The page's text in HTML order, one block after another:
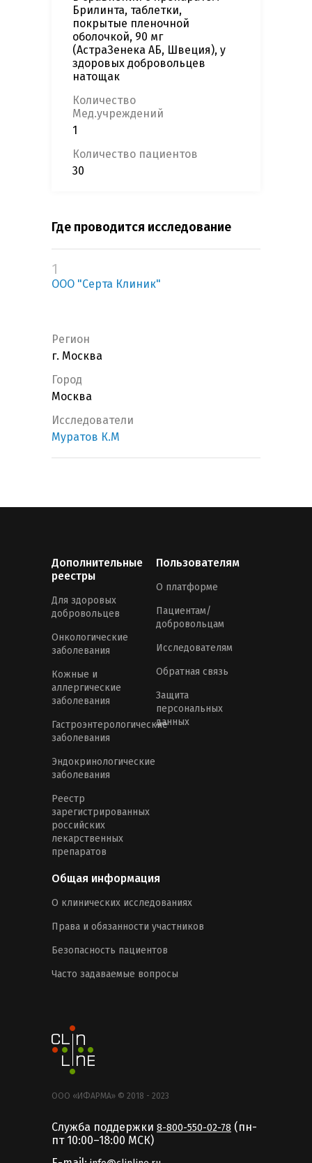
Брилинта, таблетки,
покрытые пленочной
оболочкой, 90 мг
(АстраЗенека АБ, Швеция), у
здоровых добровольцев
натощак
Количество
Мед.учреждений
1
Количество пациентов
30
Где проводится исследование
1
ООО "Серта Клиник"
Регион
г. Москва
Город
Москва
Исследователи
Муратов К.М
Дополнительные
реестры
Для здоровых
добровольцев
Онкологические
заболевания
Кожные и
аллергические
заболевания
Гастроэнтерологические
заболевания
Эндокринологические
заболевания
Реестр
зарегистрированных
российских
лекарственных
препаратов
Пользователям
О платформе
Пациентам/
добровольцам
Исследователям
Обратная связь
Защита
персональных
данных
Общая информация
О клинических исследованиях
Права и обязанности участников
Безопасность пациентов
Часто задаваемые вопросы
ООО «ИФАРМА» © 2018 - 2023
Служба поддержки 8-800-550-02-78 (пн-
пт 10:00–18:00 MCК)